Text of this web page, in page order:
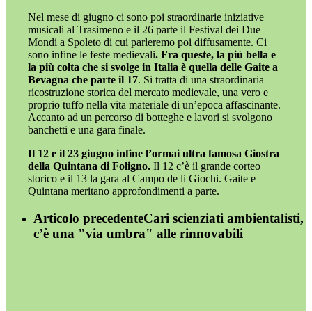
Nel mese di giugno ci sono poi straordinarie iniziative
musicali al Trasimeno e il 26 parte il Festival dei Due
Mondi a Spoleto di cui parleremo poi diffusamente. Ci
sono infine le feste medievali. Fra queste, la più bella e
la più colta che si svolge in Italia è quella delle Gaite a
Bevagna che parte il 17. Si tratta di una straordinaria
ricostruzione storica del mercato medievale, una vero e
proprio tuffo nella vita materiale di un’epoca affascinante.
Accanto ad un percorso di botteghe e lavori si svolgono
banchetti e una gara finale.
Il 12 e il 23 giugno infine l’ormai ultra famosa Giostra
della Quintana di Foligno. Il 12 c’è il grande corteo
storico e il 13 la gara al Campo de li Giochi. Gaite e
Quintana meritano approfondimenti a parte.
Articolo precedenteCari scienziati ambientalisti,
c’è una "via umbra" alle rinnovabili